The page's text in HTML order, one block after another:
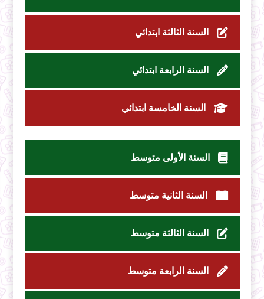
السنة الثالثة ابتدائي
السنة الرابعة ابتدائي
السنة الخامسة ابتدائي
السنة الأولى متوسط
السنة الثانية متوسط
السنة الثالثة متوسط
السنة الرابعة متوسط